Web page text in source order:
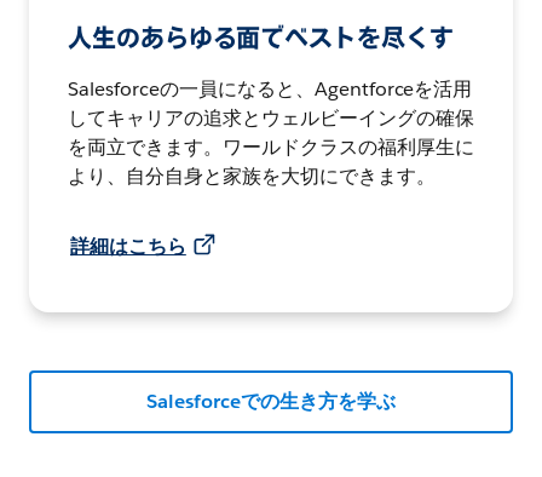
人生のあらゆる面でベストを尽くす
Salesforceの一員になると、Agentforceを活用
してキャリアの追求とウェルビーイングの確保
を両立できます。ワールドクラスの福利厚生に
より、自分自身と家族を大切にできます。
詳細はこちら
Salesforceでの生き方を学ぶ